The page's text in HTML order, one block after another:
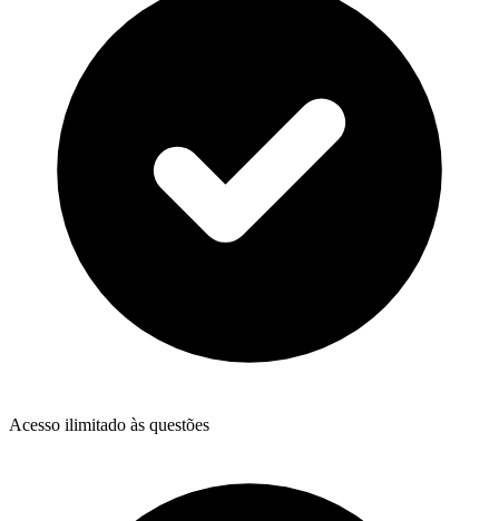
Acesso ilimitado às questões